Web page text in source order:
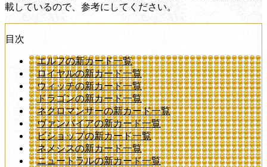
載しているので、参考にしてください。
目次
エルフの新カード一覧
ロイヤルの新カード一覧
ウィッチの新カード一覧
ドラゴンの新カード一覧
ネクロマンサーの新カード一覧
ヴァンパイアの新カード一覧
ビショップの新カード一覧
ネメシスの新カード一覧
ニュートラルの新カード一覧